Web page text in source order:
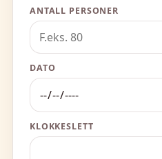
ANTALL PERSONER
DATO
KLOKKESLETT